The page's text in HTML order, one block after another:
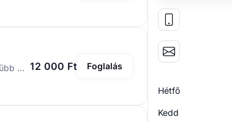
S vagy M méretű műköröm építése, alap díszítéssel. Ez tartalmaz: egy szín, egyszerűbb mint festés, francia festés, baby boomer, Chrome porok, 1-1 charm vagy pedig 3d minta.
12 000 Ft Foglalás
Hétfő
Kedd